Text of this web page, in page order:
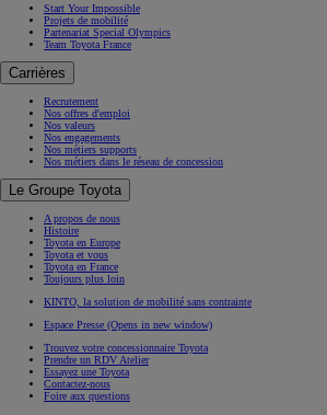
Start Your Impossible
Projets de mobilité
Partenariat Special Olympics
Team Toyota France
Carrières
Recrutement
Nos offres d'emploi
Nos valeurs
Nos engagements
Nos métiers supports
Nos métiers dans le réseau de concession
Le Groupe Toyota
A propos de nous
Histoire
Toyota en Europe
Toyota et vous
Toyota en France
Toujours plus loin
KINTO, la solution de mobilité sans contrainte
Espace Presse (Opens in new window)
Trouvez votre concessionnaire Toyota
Prendre un RDV Atelier
Essayez une Toyota
Contactez-nous
Foire aux questions